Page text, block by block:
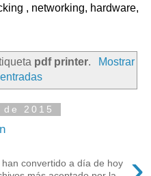
, networking, hardware,
pdf printer.
Mostrar
2015
convertido a día de hoy